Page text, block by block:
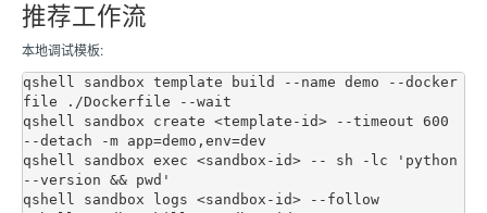
推荐工作流
本地调试模板:
qshell sandbox template build --name demo --docker
file ./Dockerfile --wait
qshell sandbox create <template-id> --timeout 600
--detach -m app=demo,env=dev
qshell sandbox exec <sandbox-id> -- sh -lc 'python
--version && pwd'
qshell sandbox logs <sandbox-id> --follow